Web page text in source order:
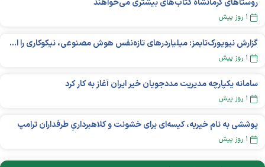
روستاهای کرمانشاه کتاب‌های بیشتری می‌خواهند
۱ روز پیش
گزارش نیویورک‌تایمز: میلیاردر‌های تازه‌نفس هوش مصنوعی، نیکوکاری را انتخاب می‌کنند؟
۱ روز پیش
سامانه یکپارچه مدیریت مددجویان خیر ایران آغاز به کار کرد
۱ روز پیش
پوششی به نام خیریه، کیسه‌ای برای خشونت و کلاهبرداریِ طرفداران ترامپ
۱ روز پیش